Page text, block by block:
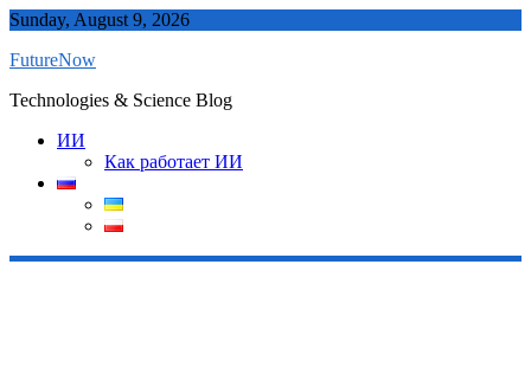
Skip
content
Sunday, August 9, 2026
FutureNow
Technologies & Science Blog
ИИ
Как работает ИИ